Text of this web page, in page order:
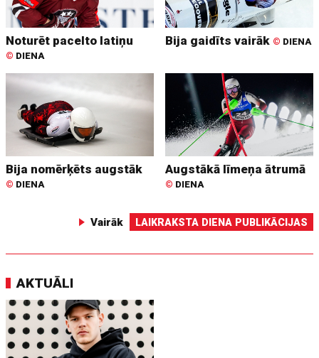
Noturēt pacelto latiņu
© DIENA
Bija gaidīts vairāk © DIENA
Bija nomērķēts augstāk
© DIENA
Augstākā līmeņa ātrumā
© DIENA
Vairāk LAIKRAKSTA DIENA PUBLIKĀCIJAS
AKTUĀLI